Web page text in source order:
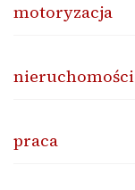
motoryzacja
nieruchomości
praca